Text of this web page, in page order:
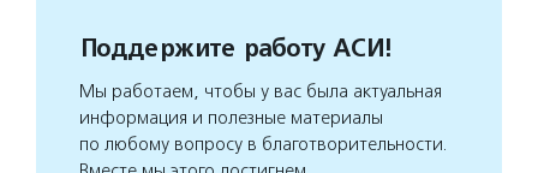
Поддержите работу АСИ!
Мы работаем, чтобы у вас была актуальная
информация и полезные материалы
по любому вопросу в благотворительности.